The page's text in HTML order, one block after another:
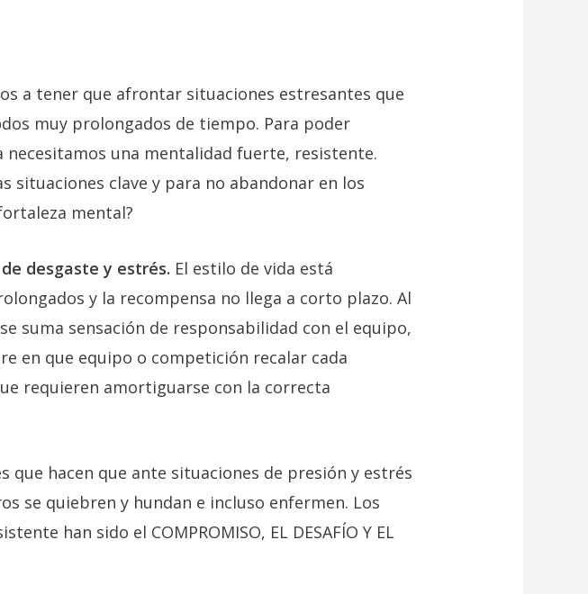
a tener que afrontar situaciones estresantes que
muy prolongados de tiempo. Para poder
necesitamos una mentalidad fuerte, resistente.
situaciones clave y para no abandonar en los
mental?
desgaste y estrés. El estilo de vida está
y la recompensa no llega a corto plazo. Al
suma sensación de responsabilidad con el equipo,
en que equipo o competición recalar cada
requieren amortiguarse con la correcta
que hacen que ante situaciones de presión y estrés
se quiebren y hundan e incluso enfermen. Los
han sido el COMPROMISO, EL DESAFÍO Y EL